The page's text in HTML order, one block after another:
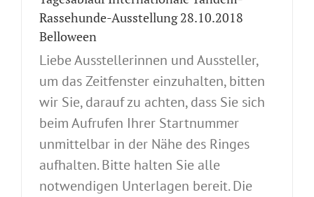
Rassehunde-Ausstellung 28.10.2018
Belloween
Liebe Ausstellerinnen und Aussteller,
um das Zeitfenster einzuhalten, bitten
wir Sie, darauf zu achten, dass Sie sich
beim Aufrufen Ihrer Startnummer
unmittelbar in der Nähe des Ringes
aufhalten. Bitte halten Sie alle
notwendigen Unterlagen bereit. Die